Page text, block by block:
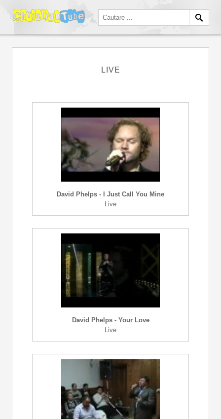
LIVE
David Phelps - I Just Call You Mine
Live
David Phelps - Your Love
Live